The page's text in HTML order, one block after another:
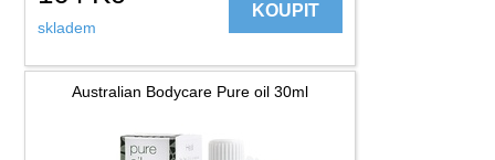
skladem
KOUPIT
Australian Bodycare Pure oil 30ml